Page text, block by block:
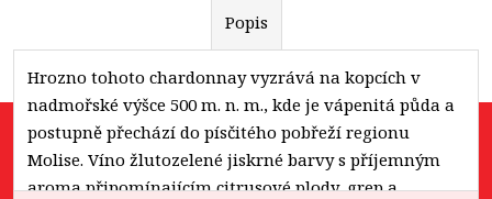
Popis
Hrozno tohoto chardonnay vyzrává na kopcích v
nadmořské výšce 500 m. n. m., kde je vápenitá půda a
postupně přechází do písčitého pobřeží regionu
Molise. Víno žlutozelené jiskrné barvy s příjemným
aroma připomínajícím citrusové plody, grep a
Novinky na e-mail: